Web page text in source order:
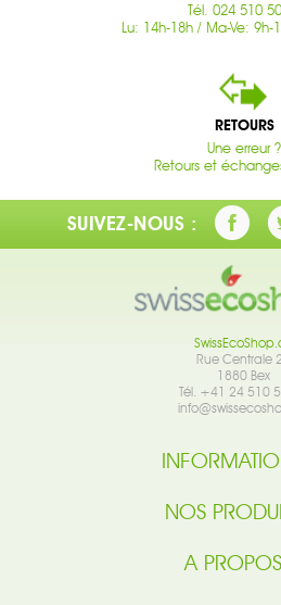
Tél. 024 510
Lu: 14h-18h / Ma-Ve: 9h-
RETOURS
Une erreur ?
Retours et
SUIVEZ-NOUS :
Rue Centrale
1880 Bex
Tél. +41 24 510
NOS
A PROPOS